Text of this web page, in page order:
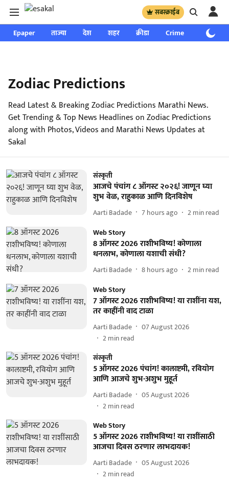
सबस्क्राईब
Epaper ताज्या देश शहर क्रीडा Crime साप्ताहिक
Zodiac Predictions
Read Latest & Breaking Zodiac Predictions Marathi News.
Get Trending & Top News Headlines on Zodiac Predictions
along with Photos, Videos and Marathi News Updates at
Sakal
संस्कृती
आजचे पंचांग ८ ऑगस्ट २०२६! जाणून घ्या
शुभ वेळ, राहुकाळ आणि दिनविशेष
Aarti Badade 7 hours ago 2min read
Web Story
8 ऑगस्ट 2026 राशीभविष्य! कोणाला
धनलाभ, कोणाला यशाची संधी?
Aarti Badade 8 hours ago 2min read
Web Story
7 ऑगस्ट 2026 राशीभविष्य! या राशींना यश,
तर काहींनी वाद टाळा
Aarti Badade
07 August 2026
2min read
संस्कृती
5 ऑगस्ट 2026 पंचांग! कालाष्टमी, रवियोग
आणि आजचे शुभ-अशुभ मुहूर्त
Aarti Badade
05 August 2026
2min read
Web Story
5 ऑगस्ट 2026 राशीभविष्य! या राशींसाठी
आजचा दिवस ठरणार लाभदायक!
Aarti Badade
05 August 2026
2min read